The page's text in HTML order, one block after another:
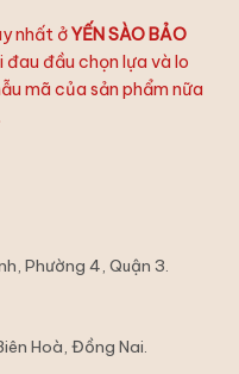
nhất ởYẾN SÀO BẢO
đầu chọn lựa và lo
mã của sản phẩm nữa
Phường 4, Quận 3.
Hoà, Đồng Nai.